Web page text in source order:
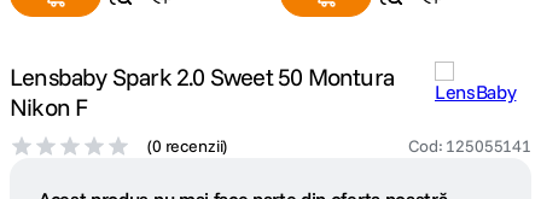
Lensbaby Spark 2.0 Sweet 50 Montura
Nikon F
(0 recenzii) Cod: 125055141